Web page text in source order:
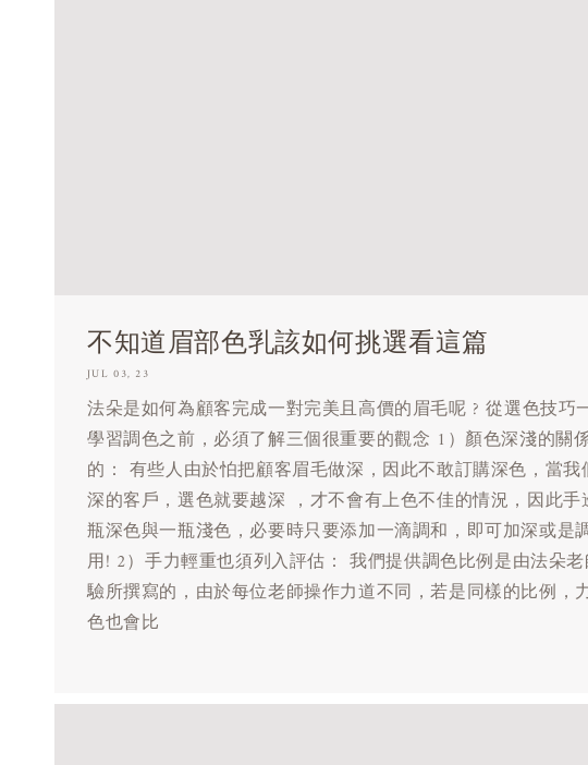
不知道眉部色乳該如何挑選看這篇
JUL 03, 23
法朵是如何為顧客完成一對完美且高價的眉毛呢 ? 從選色技巧
學習調色之前，必須了解三個很重要的觀念 1）顏色深淺的關
的： 有些人由於怕把顧客眉毛做深，因此不敢訂購深色，當我
深的客戶，選色就要越深 ，才不會有上色不佳的情況，因此手
瓶深色與一瓶淺色，必要時只要添加一滴調和，即可加深或是
用! 2）手力輕重也須列入評估： 我們提供調色比例是由法朵
驗所撰寫的，由於每位老師操作力道不同，若是同樣的比例，
色也會比